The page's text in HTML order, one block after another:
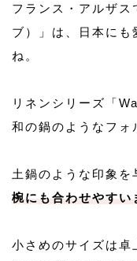
フランス・アルザ
ブ）」は、日本にも
ね。
リネンシリーズ「
和の鍋のようなフォ
土鍋のような印象を
椀にも合わせやすい
小さめのサイズは卓